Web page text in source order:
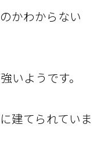
かわからない
いようです。
建てられていま